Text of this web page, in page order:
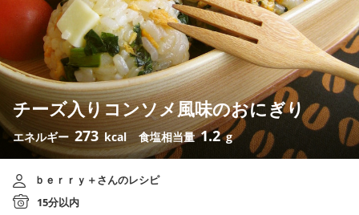
チーズ入りコンソメ風味のおにぎり
エネルギー 273 kcal 食塩相当量1.2 g
ｂｅｒｒｙ＋さんのレシピ
15分以内